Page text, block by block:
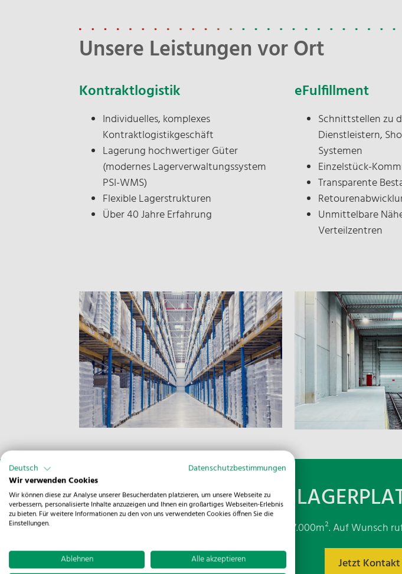
Unsere Leistungen vor Ort
Kontraktlogistik
Individuelles, komplexes
Kontraktlogistikgeschäft
Lagerung hochwertiger Güter
(modernes Lagerverwaltungssystem
PSI-WMS)
Flexible Lagerstrukturen
Über 40 Jahre Erfahrung
eFulfillment
Schnittstellen zu
Dienstleistern,
Systemen
Einzelstück-
Transparente
Unmittelbare
Verteilzentren
JETZT
Viel Platz für Ihre Waren auf 27.000m². Auf
Jetzt
Deutsch
Datenschutzbestimmungen
Wir verwenden Cookies
Wir können diese zur Analyse unserer Besucherdaten platzieren, um unsere Webseite zu
verbessern, personalisierte Inhalte anzuzeigen und Ihnen ein großartiges Webseiten-Erlebnis
zu bieten. Für weitere Informationen zu den von uns verwendeten Cookies öffnen Sie die
Einstellungen.
Ablehnen
Alle akzeptieren